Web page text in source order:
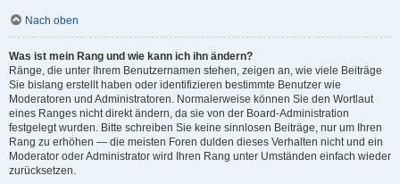
Nach oben
Was ist mein Rang und wie kann ich ihn ändern?
Ränge, die unter Ihrem Benutzernamen stehen, zeigen an, wie viele Beiträge
Sie bislang erstellt haben oder identifizieren bestimmte Benutzer wie
Moderatoren und Administratoren. Normalerweise können Sie den Wortlaut
eines Ranges nicht direkt ändern, da sie von der Board-Administration
festgelegt wurden. Bitte schreiben Sie keine sinnlosen Beiträge, nur um Ihren
Rang zu erhöhen — die meisten Foren dulden dieses Verhalten nicht und ein
Moderator oder Administrator wird Ihren Rang unter Umständen einfach wieder
zurücksetzen.